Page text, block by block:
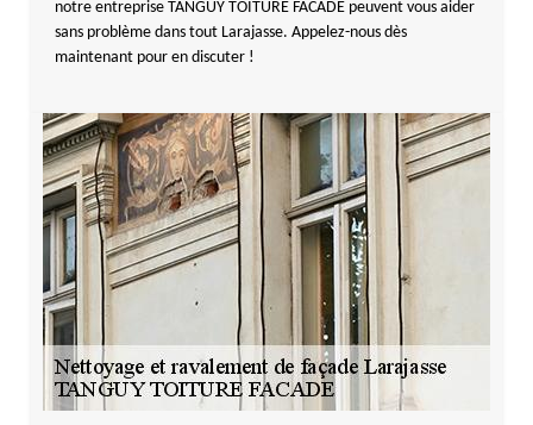
notre entreprise TANGUY TOITURE FACADE peuvent vous aider
sans problème dans tout Larajasse. Appelez-nous dès
maintenant pour en discuter !